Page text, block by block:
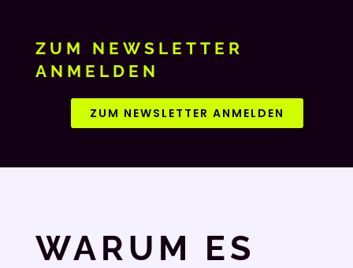
ZUM NEWSLETTER
ANMELDEN
ZUM NEWSLETTER ANMELDEN
WARUM ES